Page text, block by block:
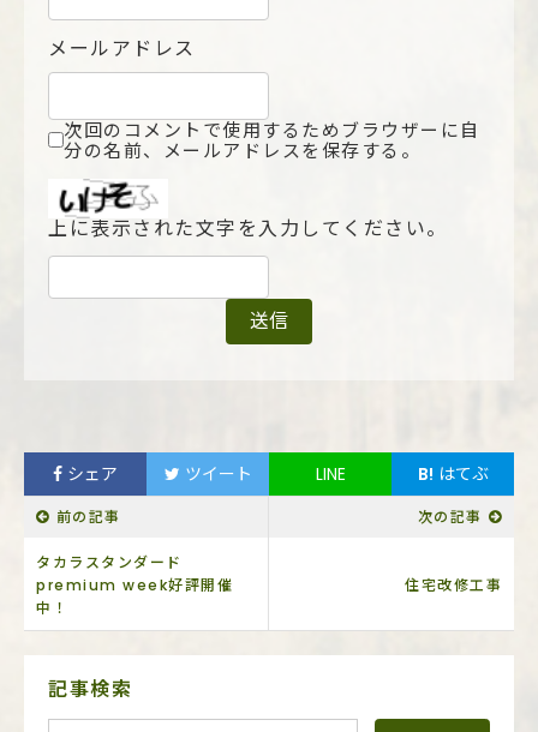
メールアドレス
次回のコメントで使用するためブラウザーに自
分の名前、メールアドレスを保存する。
上に表示された文字を入力してください。
シェア ツイート LINE B! はてぶ
前の記事
タカラスタンダード
premium week好評開催
中！
次の記事
住宅改修工事
サ
記事検索